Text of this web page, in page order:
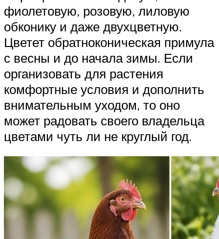
фиолетовую, розовую, лиловую
обконику и даже двухцветную.
Цветет обратноконическая примула
с весны и до начала зимы. Если
организовать для растения
комфортные условия и дополнить
внимательным уходом, то оно
может радовать своего владельца
цветами чуть ли не круглый год.